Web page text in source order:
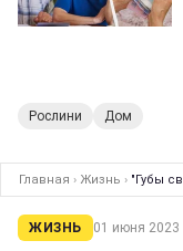
Рослини Дом
Главная › Жизнь › "Губы
ЖИЗНЬ 01 июня 2023